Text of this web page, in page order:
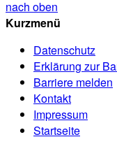
nach oben
Kurzmenü
Datenschutz
Erklärung zur
Barriere melden
Kontakt
Impressum
Startseite